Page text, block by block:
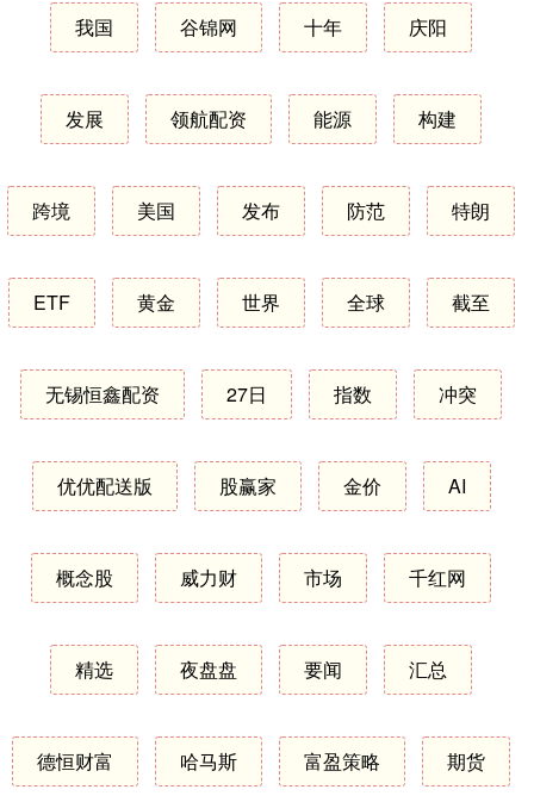
我国 谷锦网 十年 庆阳
发展 领航配资 能源 构建
跨境 美国 发布 防范 特朗
ETF 黄金 世界 全球 截至
无锡恒鑫配资 27日 指数 冲突
优优配送版 股赢家 金价 AI
概念股 威力财 市场 千红网
精选 夜盘盘 要闻 汇总
德恒财富 哈马斯 富盈策略 期货